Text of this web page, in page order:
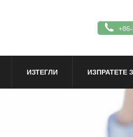
ИЗТЕГЛИ ИЗПРАТЕТЕ